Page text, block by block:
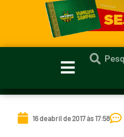
16 de abril de 2017 às 17:58